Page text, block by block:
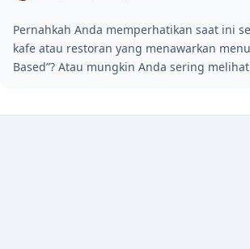
Pernahkah Anda memperhatikan saat ini
kafe atau restoran yang menawarkan
Based”? Atau mungkin Anda sering